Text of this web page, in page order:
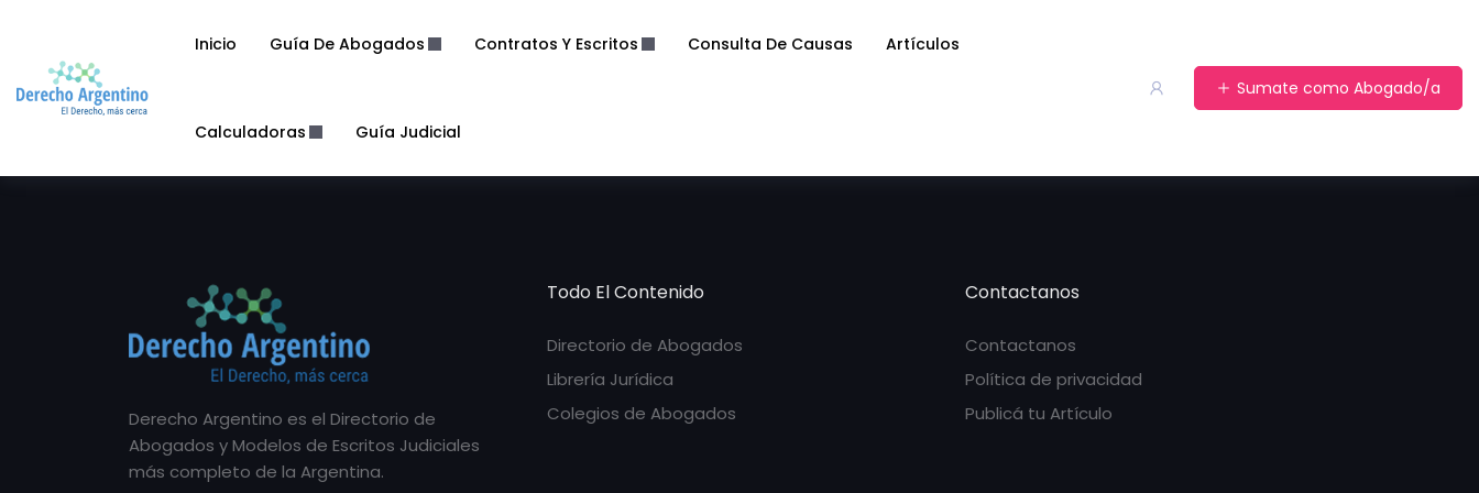
Inicio Guía De Abogados Contratos Y Escritos Consulta De Causas Artículos
Calculadoras Guía Judicial
Sumate como Abogado/a
Derecho Argentino es el Directorio de
Abogados y Modelos de Escritos Judiciales
más completo de la Argentina.
Todo El Contenido
Directorio de Abogados
Librería Jurídica
Colegios de Abogados
Contactanos
Contactanos
Política de privacidad
Publicá tu Artículo